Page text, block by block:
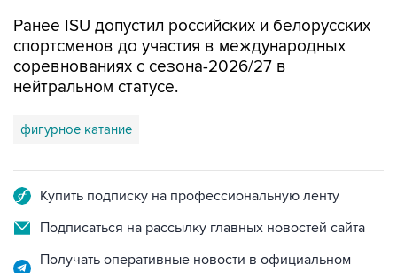
Ранее ISU допустил российских и белорусских
спортсменов до участия в международных
соревнованиях с сезона-2026/27 в
нейтральном статусе.
фигурное катание
Купить подписку на профессиональную ленту
Подписаться на рассылку главных новостей сайта
Получать оперативные новости в официальном